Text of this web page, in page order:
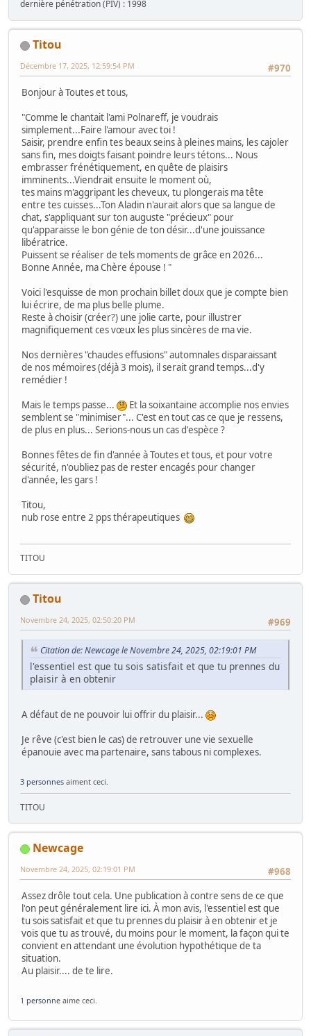
dernière pénétration (PIV) : 1998
Titou
#970
Décembre 17, 2025, 12:59:54 PM
Bonjour à Toutes et tous,
"Comme le chantait l'ami Polnareff, je voudrais
simplement...Faire l'amour avec toi !
Saisir, prendre enfin tes beaux seins à pleines mains, les cajoler
sans fin, mes doigts faisant poindre leurs tétons... Nous
embrasser frénétiquement, en quête de plaisirs
imminents...Viendrait ensuite le moment où,
tes mains m'aggripant les cheveux, tu plongerais ma tête
entre tes cuisses...Ton Aladin n'aurait alors que sa langue de
chat, s'appliquant sur ton auguste "précieux" pour
qu'apparaisse le bon génie de ton désir...d'une jouissance
libératrice.
Puissent se réaliser de tels moments de grâce en 2026...
Bonne Année, ma Chère épouse ! "
Voici l'esquisse de mon prochain billet doux que je compte bien
lui écrire, de ma plus belle plume.
Reste à choisir (créer?) une jolie carte, pour illustrer
magnifiquement ces vœux les plus sincères de ma vie.
Nos dernières "chaudes effusions" automnales disparaissant
de nos mémoires (déjà 3 mois), il serait grand temps...d'y
remédier !
Mais le temps passe...
Et la soixantaine accomplie nos envies
semblent se "minimiser"... C'est en tout cas ce que je ressens,
de plus en plus... Serions-nous un cas d'espèce ?
Bonnes fêtes de fin d'année à Toutes et tous, et pour votre
sécurité, n'oubliez pas de rester encagés pour changer
d'année, les gars !
Titou,
nub rose entre 2 pps thérapeutiques
TITOU
Titou
#969
Novembre 24, 2025, 02:50:20 PM
Citation de: Newcage le Novembre 24, 2025, 02:19:01 PM
l'essentiel est que tu sois satisfait et que tu prennes du
plaisir à en obtenir
A défaut de ne pouvoir lui offrir du plaisir...
Je rêve (c'est bien le cas) de retrouver une vie sexuelle
épanouie avec ma partenaire, sans tabous ni complexes.
3 personnes aiment ceci.
TITOU
Newcage
#968
Novembre 24, 2025, 02:19:01 PM
Assez drôle tout cela. Une publication à contre sens de ce que
l'on peut généralement lire ici. À mon avis, l'essentiel est que
tu sois satisfait et que tu prennes du plaisir à en obtenir et je
vois que tu as trouvé, du moins pour le moment, la façon qui te
convient en attendant une évolution hypothétique de ta
situation.
Au plaisir.... de te lire.
1 personne aime ceci.